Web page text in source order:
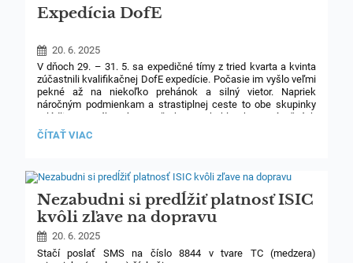
na 50 m bazéne. Na tomto celoslovenskom podujatí získal žiak
nasledovné tituly:
BLAŠKOVIČA:
Expedícia DofE
20. 6. 2025
V dňoch 29. – 31. 5. sa expedičné tímy z tried kvarta a kvinta
zúčastnili kvalifikačnej DofE expedície. Počasie im vyšlo veľmi
pekné až na niekoľko prehánok a silný vietor. Napriek
náročným podmienkam a strastiplnej ceste to obe skupinky
zvládli na výbornú a všetko prebehlo bez závažných
komplikácií. Pýtate sa prečo? Len vďaka dozoru
a bezchybnému vedeniu, najmä od pani učiteľky Stanovej
EXPEDÍCIA
ČÍTAŤ VIAC
Nezabudni si predĺžiť platnosť ISIC
kvôli zľave na dopravu
20. 6. 2025
Stačí poslať SMS na číslo 8844 v tvare TC (medzera)